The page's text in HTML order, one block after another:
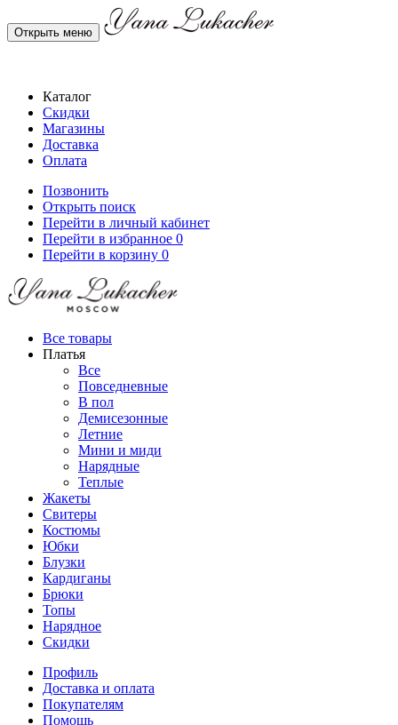
Открыть меню
Каталог
Скидки
Магазины
Доставка
Оплата
Позвонить
Открыть поиск
Перейти в личный кабинет
Перейти в избранное 0
Перейти в корзину 0
Все товары
Платья
Все
Повседневные
В пол
Демисезонные
Летние
Мини и миди
Нарядные
Теплые
Жакеты
Свитеры
Костюмы
Юбки
Блузки
Кардиганы
Брюки
Топы
Нарядное
Скидки
Профиль
Доставка и оплата
Покупателям
Помощь